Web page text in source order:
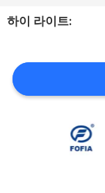
여
공
장
하이 라이트: